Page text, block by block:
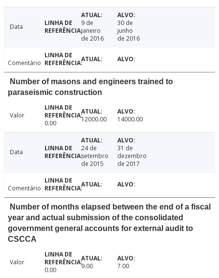
Data
9 de
janeiro
de 2016
30 de
junho
de 2016
Comentário
Number of masons and engineers trained to
paraseismic construction
Valor
0.00
12000.00 14000.00
Data
24 de
setembro
de 2015
31 de
dezembro
de 2017
Comentário
Number of months elapsed between the end of a fiscal
year and actual submission of the consolidated
government general accounts for external audit to
CSCCA
Valor
0.00
9.00 7.00